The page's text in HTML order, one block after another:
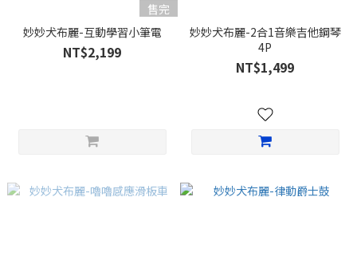
售完
妙妙犬布麗-互動學習小筆電
NT$2,199
妙妙犬布麗-2合1音樂吉他鋼琴
4P
NT$1,499